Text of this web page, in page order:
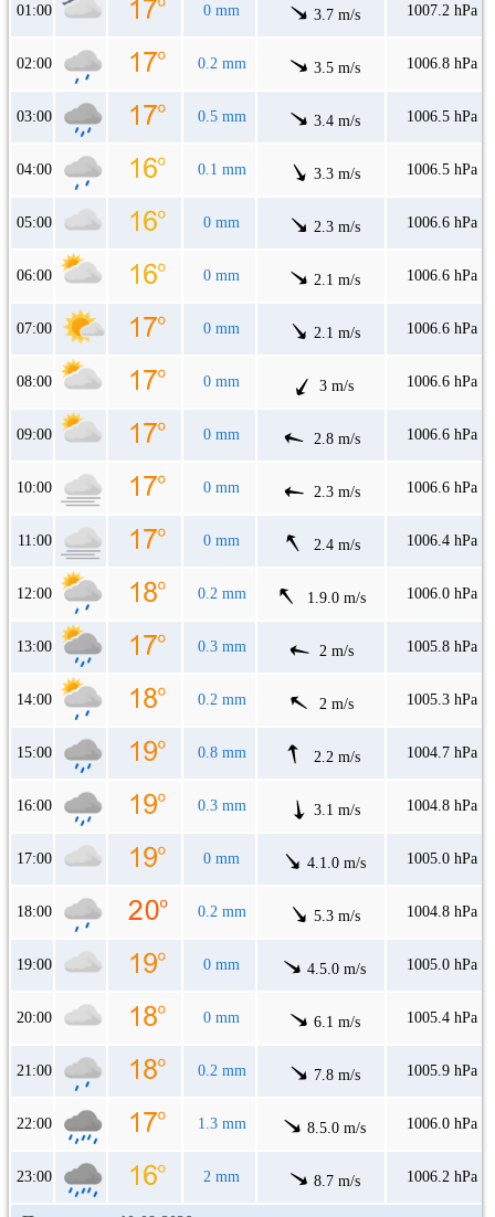
01:00 0 mm 3.7 m/s 1007.2 hPa
02:00 0.2 mm 3.5 m/s 1006.8 hPa
03:00 0.5 mm 3.4 m/s 1006.5 hPa
04:00 0.1 mm 3.3 m/s 1006.5 hPa
05:00 0 mm 2.3 m/s 1006.6 hPa
06:00 0 mm 2.1 m/s 1006.6 hPa
07:00 0 mm 2.1 m/s 1006.6 hPa
08:00 0 mm 3 m/s 1006.6 hPa
09:00 0 mm 2.8 m/s 1006.6 hPa
10:00 0 mm 2.3 m/s 1006.6 hPa
11:00 0 mm 2.4 m/s 1006.4 hPa
12:00 0.2 mm 1.9.0 m/s 1006.0 hPa
13:00 0.3 mm 2 m/s 1005.8 hPa
14:00 0.2 mm 2 m/s 1005.3 hPa
15:00 0.8 mm 2.2 m/s 1004.7 hPa
16:00 0.3 mm 3.1 m/s 1004.8 hPa
17:00 0 mm 4.1.0 m/s 1005.0 hPa
18:00 0.2 mm 5.3 m/s 1004.8 hPa
19:00 0 mm 4.5.0 m/s 1005.0 hPa
20:00 0 mm 6.1 m/s 1005.4 hPa
21:00 0.2 mm 7.8 m/s 1005.9 hPa
22:00 1.3 mm 8.5.0 m/s 1006.0 hPa
23:00 2 mm 8.7 m/s 1006.2 hPa